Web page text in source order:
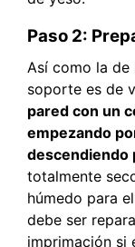
Paso 2:
Así como la de
soporte es de
pared con un
empezando
descendiendo
totalmente
húmedo para
debe ser
imprimación si